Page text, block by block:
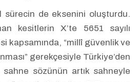
sürecin de eksenini oluşturdu.
kesitlerin X’te 5651 sayılı
kapsamında, “millî güvenlik ve
gerekçesiyle Türkiye’den
sahne sözünün artık sahneyle